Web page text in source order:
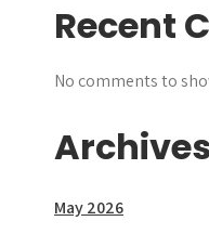
Recent
No comments to
Archives
May 2026